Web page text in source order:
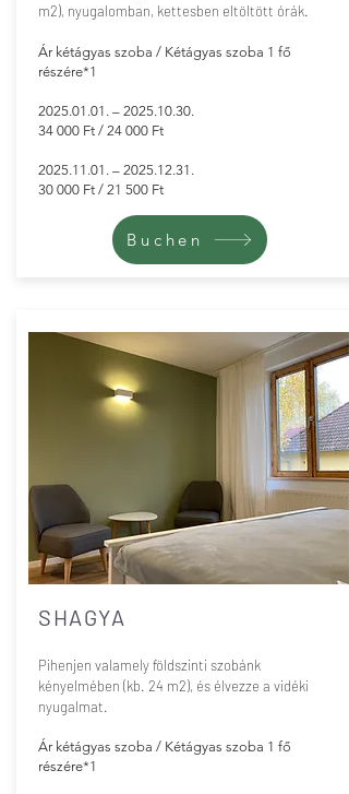
m2), nyugalomban, kettesben eltöltött órák.
Ár kétágyas szoba / Kétágyas szoba 1 fő
részére*1
2025.01.01 . – 2025.10.30.
34 000 Ft / 24 000 Ft
​2025.11.01. – 2025.12.31 .
30 000 Ft / 21 500 Ft
Buchen
SHAGYA
Pihenjen valamely földszinti szobánk
kényelmében (kb. 24 m2), és élvezze a vidéki
nyugalmat.
Ár kétágyas szoba / Kétágyas szoba 1 fő
részére*1